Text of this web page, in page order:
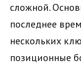
сложной.
последнее
нескольких
позиционные